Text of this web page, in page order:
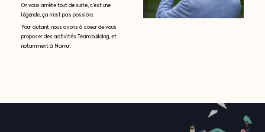
On vous arrête tout de suite, c’est une
légende, ça n’est pas possible.
Pour autant, nous avons à coeur de vous
proposer des activités Team building, et
notamment à Namur.